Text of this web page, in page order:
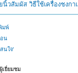
นิ้วสัมผัส วิธีใช้เครื่องชงก
มพ์
อน
นใจ'
เยี่ยมชม